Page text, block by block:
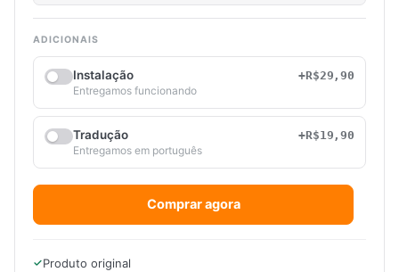
ADICIONAIS
Instalação
+R$29,90
Entregamos funcionando
Tradução
+R$19,90
Entregamos em português
Comprar agora
Produto original